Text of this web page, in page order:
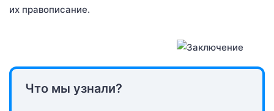
их правописание.
Что мы узнали?